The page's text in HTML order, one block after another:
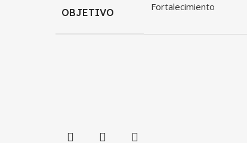
OBJETIVO Fortalecimiento